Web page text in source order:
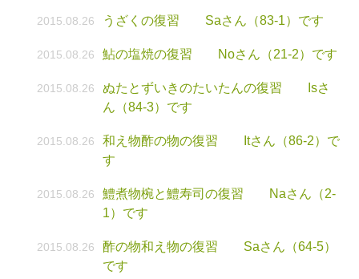
2015.08.26 うざくの復習 Saさん（83-1）です
2015.08.26 鮎の塩焼の復習 Noさん（21-2）です
2015.08.26
ぬたとずいきのたいたんの復習 Isさ
ん（84-3）です
2015.08.26
和え物酢の物の復習 Itさん（86-2）で
す
2015.08.26
鱧煮物椀と鱧寿司の復習 Naさん（2-
1）です
2015.08.26
酢の物和え物の復習 Saさん（64-5）
です